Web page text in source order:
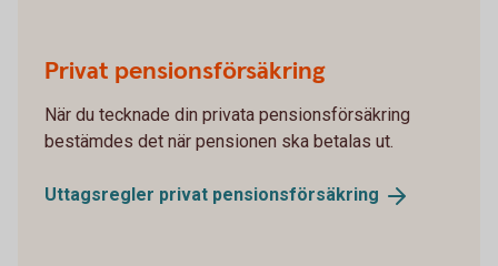
Privat pensionsförsäkring
När du tecknade din privata pensionsförsäkring
bestämdes det när pensionen ska betalas ut.
Uttagsregler privat pensionsförsäkring